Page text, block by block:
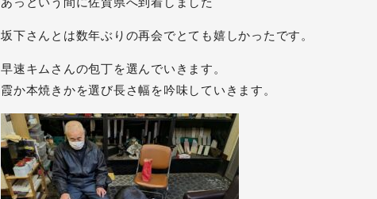
坂下さんとは数年ぶりの再会でとても嬉しかったです。
早速キムさんの包丁を選んでいきます。
霞か本焼きかを選び長さ幅を吟味していきます。